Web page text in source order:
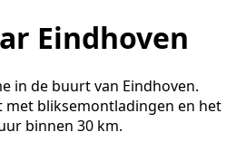
Eindhoven
in de buurt van Eindhoven.
met bliksemontladingen en het
binnen 30 km.